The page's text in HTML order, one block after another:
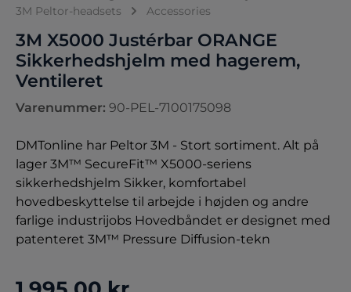
3M Peltor-headsets
Accessories
Varenummer: 90-PEL-7100175098
3M X5000 Justérbar ORANGE
Sikkerhedshjelm med hagerem,
Ventileret
DMTonline har Peltor 3M - Stort sortiment. Alt på
lager 3M™ SecureFit™ X5000-seriens
sikkerhedshjelm Sikker, komfortabel
hovedbeskyttelse til arbejde i højden og andre
farlige industrijobs Hovedbåndet er designet med
patenteret 3M™ Pressure Diffusion-tekn